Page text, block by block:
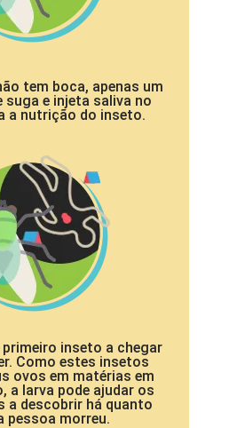
tem boca, apenas um
suga e injeta saliva no
a nutrição do inseto.
inseto a chegar
Como estes insetos
ovos em matérias em
a larva pode ajudar os
a descobrir há quanto
pessoa morreu.